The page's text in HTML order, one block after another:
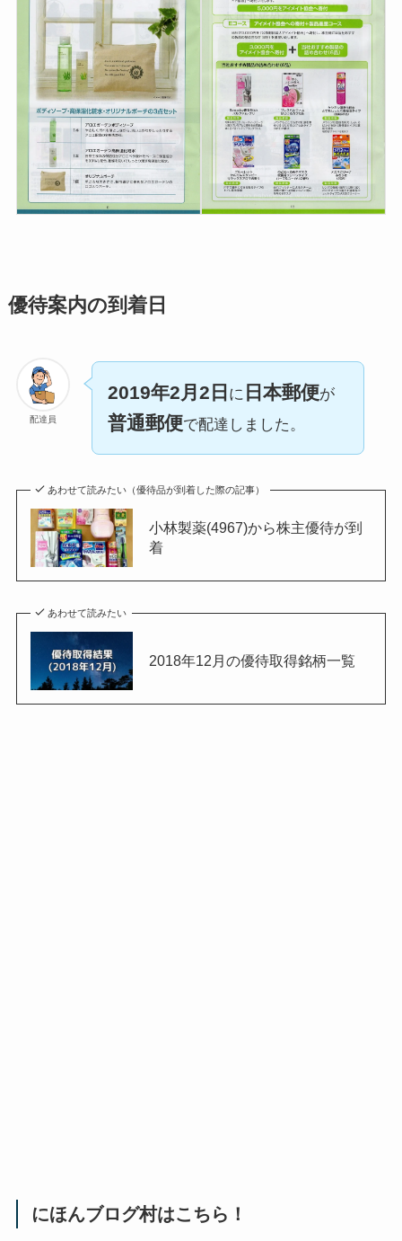
優待案内の到着日
配達員
2019年2月2日 に 日本郵便が
普通郵便で配達しました。
あわせて読みたい（優待品が到着した際の記事）
小林製薬(4967)から株主優待が到
着
あわせて読みたい
2018年12月の優待取得銘柄一覧
にほんブログ村はこちら！